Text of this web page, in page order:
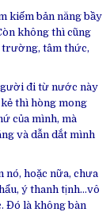
kiếm bản năng bầy
không thì cũng
trường, tâm thức,
đi từ nước này
thì hòng mong
của mình, mà
và dẫn dắt mình
nó, hoặc nữa, chưa
ý thanh tịnh…vô
Đó là không bàn